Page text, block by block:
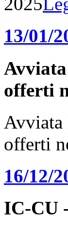
13/01/
offerti
Avviata
offerti
16/12/
IC-CU